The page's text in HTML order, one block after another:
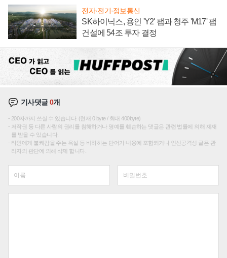
전자·전기·정보통신
SK하이닉스, 용인 'Y2' 팹과 청주 'M17' 팹
건설에 54조 투자 결정
기사댓글0개
200자까지 쓰실 수 있습니다. (현재 0 byte / 최대 400byte)
저작권 등 다른 사람의 권리를 침해하거나 명예를 훼손하는 댓글은 관련 법률에 의해 제재
를 받을 수 있습니다.
타인에게 불쾌감을 주는 욕설 등 비하하는 단어가 내용에 포함되거나 인신공격성 글은 관
리자의 판단에 의해 삭제 합니다.